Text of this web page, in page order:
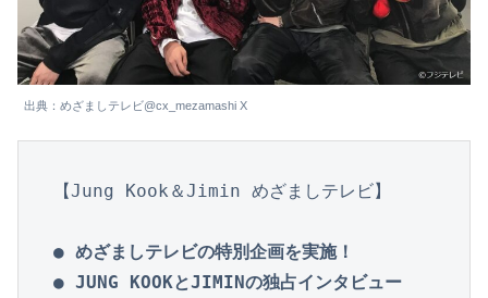
出典：めざましテレビ@cx_mezamashi X
【Jung Kook＆Jimin めざましテレビ】
● めざましテレビの特別企画を実施！
● JUNG KOOKとJIMINの独占インタビュー